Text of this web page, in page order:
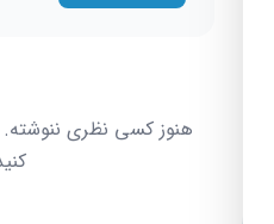
هنوز کسی نظری ننوشته.
کنید.